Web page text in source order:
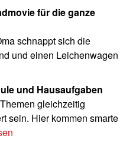
schnappt sich die
und einen Leichenwagen
und Hausaufgaben
gleichzeitig
sein. Hier kommen smarte